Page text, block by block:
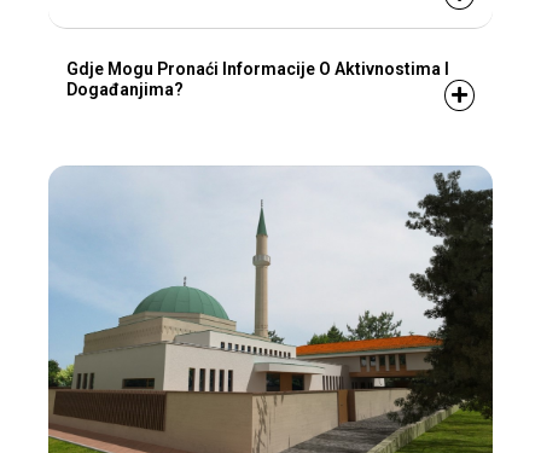
Gdje Mogu Pronaći Informacije O Aktivnostima I
Događanjima?